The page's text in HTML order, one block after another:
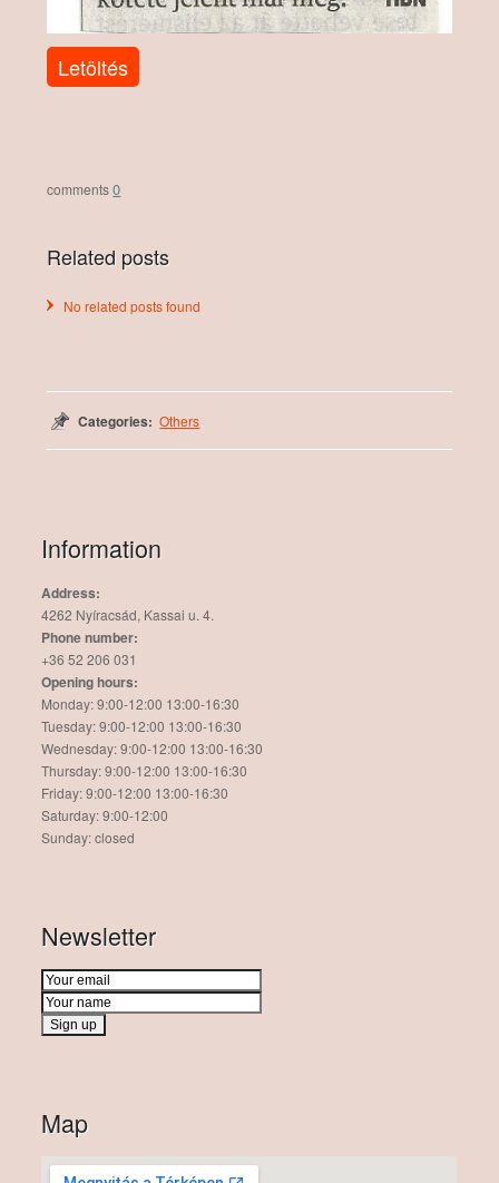
Letöltés
0
Related posts
No related posts found
Categories: Others
Information
Address:
4262 Nyíracsád, Kassai u. 4.
Phone number:
+36 52 206 031
Opening hours:
Monday: 9:00-12:00 13:00-16:30
Tuesday: 9:00-12:00 13:00-16:30
Wednesday: 9:00-12:00 13:00-16:30
Thursday: 9:00-12:00 13:00-16:30
Friday: 9:00-12:00 13:00-16:30
Saturday: 9:00-12:00
Sunday: closed
Newsletter
Map